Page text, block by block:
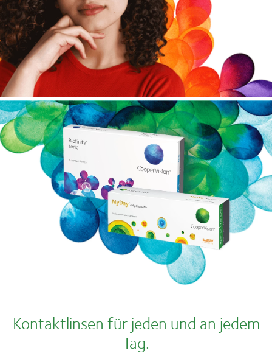
Kontaktlinsen für jeden und an jedem
Tag.